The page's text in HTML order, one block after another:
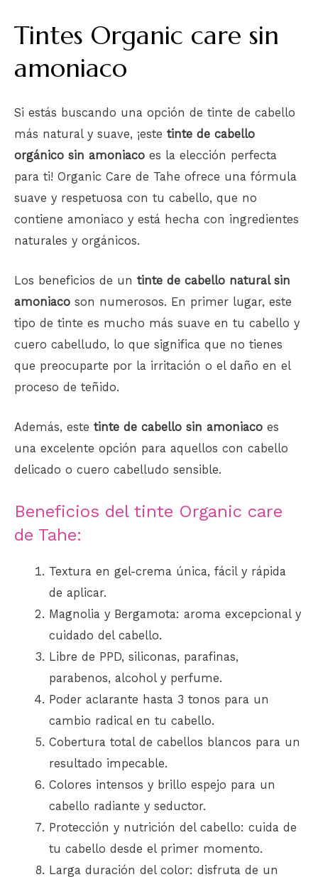
Tintes Organic care sin
amoniaco
Si estás buscando una opción de tinte de cabello
más natural y suave, ¡este tinte de cabello
orgánico sin amoniaco es la elección perfecta
para ti! Organic Care de Tahe ofrece una fórmula
suave y respetuosa con tu cabello, que no
contiene amoniaco y está hecha con ingredientes
naturales y orgánicos.
Los beneficios de un tinte de cabello natural sin
amoniaco son numerosos. En primer lugar, este
tipo de tinte es mucho más suave en tu cabello y
cuero cabelludo, lo que significa que no tienes
que preocuparte por la irritación o el daño en el
proceso de teñido.
Además, este tinte de cabello sin amoniaco es
una excelente opción para aquellos con cabello
delicado o cuero cabelludo sensible.
Beneficios del tinte Organic care
de Tahe:
Textura en gel-crema única, fácil y rápida
de aplicar.
Magnolia y Bergamota: aroma excepcional y
cuidado del cabello.
Libre de PPD, siliconas, parafinas,
parabenos, alcohol y perfume.
Poder aclarante hasta 3 tonos para un
cambio radical en tu cabello.
Cobertura total de cabellos blancos para un
resultado impecable.
Colores intensos y brillo espejo para un
cabello radiante y seductor.
Protección y nutrición del cabello: cuida de
tu cabello desde el primer momento.
Larga duración del color: disfruta de un